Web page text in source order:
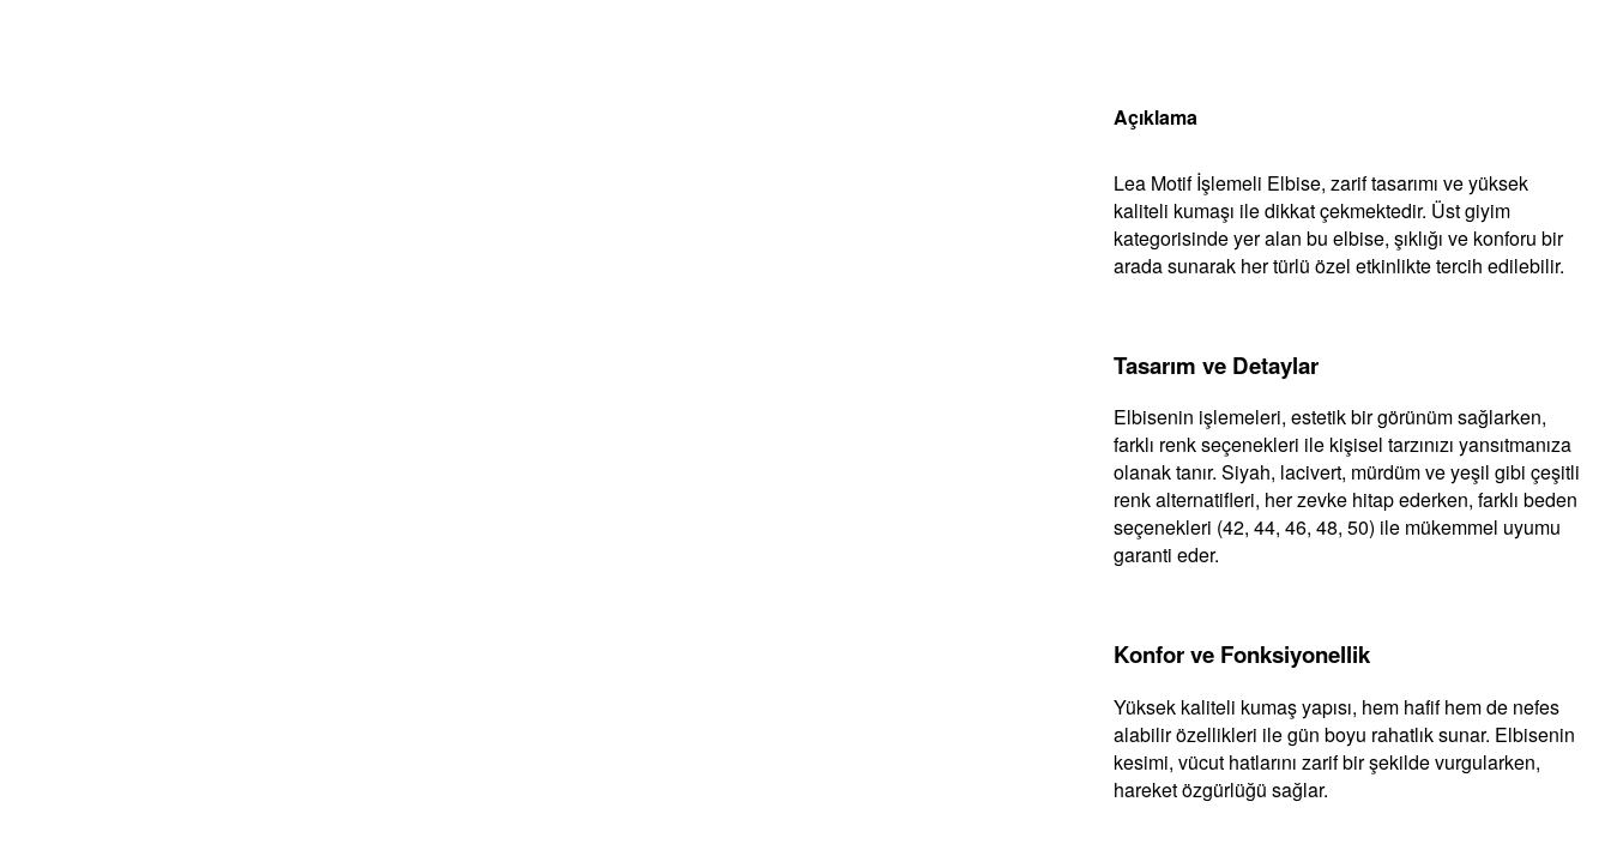
Açıklama
Lea Motif İşlemeli Elbise, zarif tasarımı ve yüksek
kaliteli kumaşı ile dikkat çekmektedir. Üst giyim
kategorisinde yer alan bu elbise, şıklığı ve konforu bir
arada sunarak her türlü özel etkinlikte tercih edilebilir.
Tasarım ve Detaylar
Elbisenin işlemeleri, estetik bir görünüm sağlarken,
farklı renk seçenekleri ile kişisel tarzınızı yansıtmanıza
olanak tanır. Siyah, lacivert, mürdüm ve yeşil gibi çeşitli
renk alternatifleri, her zevke hitap ederken, farklı beden
seçenekleri (42, 44, 46, 48, 50) ile mükemmel uyumu
garanti eder.
Konfor ve Fonksiyonellik
Yüksek kaliteli kumaş yapısı, hem hafif hem de nefes
alabilir özellikleri ile gün boyu rahatlık sunar. Elbisenin
kesimi, vücut hatlarını zarif bir şekilde vurgularken,
hareket özgürlüğü sağlar.